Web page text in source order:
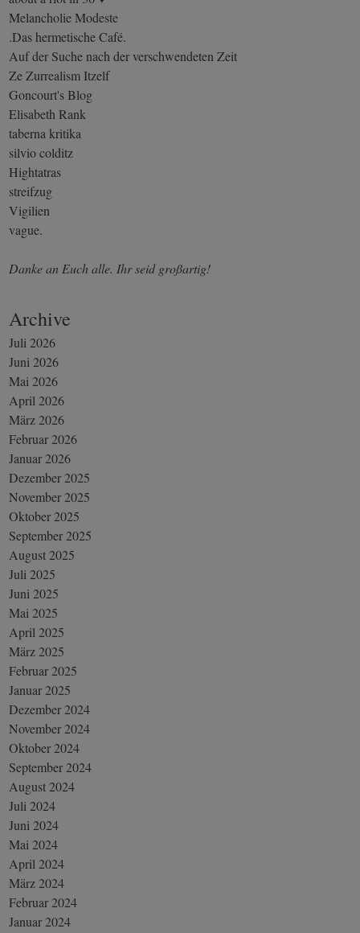
Melancholie Modeste
.Das hermetische Café.
Auf der Suche nach der verschwendeten Zeit
Ze Zurrealism Itzelf
Goncourt's Blog
Elisabeth Rank
taberna kritika
silvio colditz
Hightatras
streifzug
Vigilien
vague.
Danke an Euch alle. Ihr seid großartig!
Archive
Juli 2026
Juni 2026
Mai 2026
April 2026
März 2026
Februar 2026
Januar 2026
Dezember 2025
November 2025
Oktober 2025
September 2025
August 2025
Juli 2025
Juni 2025
Mai 2025
April 2025
März 2025
Februar 2025
Januar 2025
Dezember 2024
November 2024
Oktober 2024
September 2024
August 2024
Juli 2024
Juni 2024
Mai 2024
April 2024
März 2024
Februar 2024
Januar 2024